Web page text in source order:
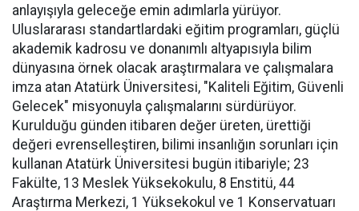
anlayışıyla geleceğe emin adımlarla yürüyor.
Uluslararası standartlardaki eğitim programları, güçlü
akademik kadrosu ve donanımlı altyapısıyla bilim
dünyasına örnek olacak araştırmalara ve çalışmalara
imza atan Atatürk Üniversitesi, "Kaliteli Eğitim, Güvenli
Gelecek" misyonuyla çalışmalarını sürdürüyor.
Kurulduğu günden itibaren değer üreten, ürettiği
değeri evrenselleştiren, bilimi insanlığın sorunları için
kullanan Atatürk Üniversitesi bugün itibariyle; 23
Fakülte, 13 Meslek Yüksekokulu, 8 Enstitü, 44
Araştırma Merkezi, 1 Yüksekokul ve 1 Konservatuarı